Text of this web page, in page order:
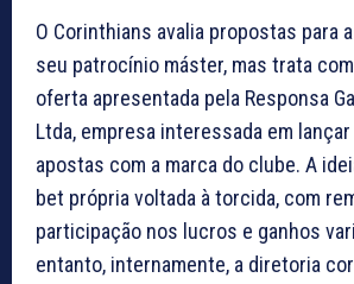
O Corinthians avalia propostas para
seu patrocínio máster, mas trata
oferta apresentada pela Responsa
Ltda, empresa interessada em
apostas com a marca do clube. A
bet própria voltada à torcida, com
participação nos lucros e ganhos
entanto, internamente, a diretoria